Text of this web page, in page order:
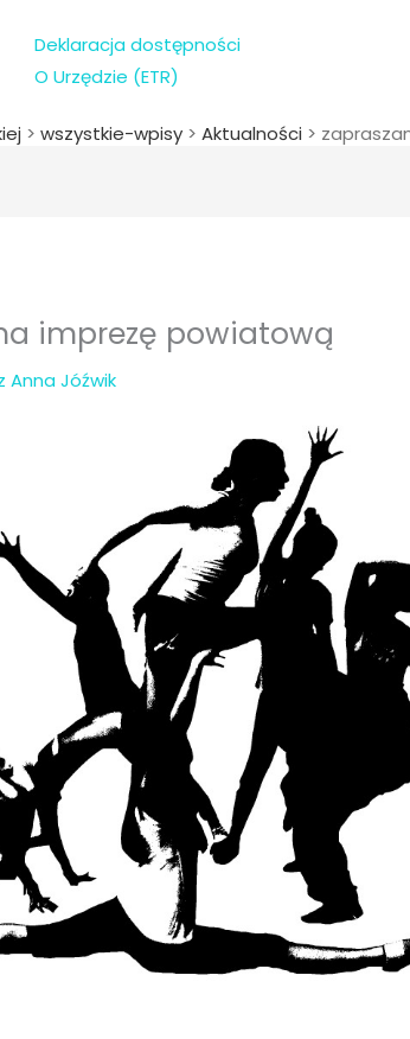
Deklaracja dostępności
O Urzędzie (ETR)
> wszystkie-wpisy > Aktualności >
imprezę powiatową
Anna Jóźwik